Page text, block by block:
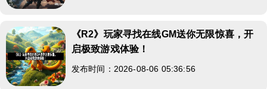
《R2》玩家寻找在线GM送你无限惊喜，开
启极致游戏体验！
发布时间：2026-08-06 05:36:56